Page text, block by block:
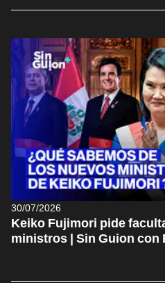
30/07/2026
Keiko Fujimori pide
ministros | Sin Guion con